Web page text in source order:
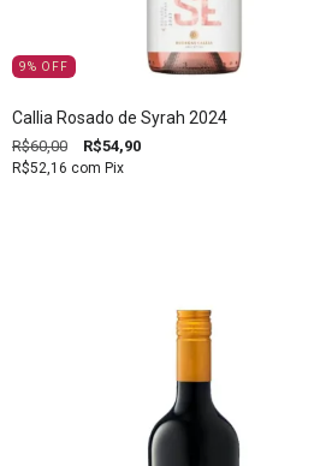
9% OFF
Callia Rosado de Syrah 2024
R$60,00 R$54,90
R$52,16 com Pix